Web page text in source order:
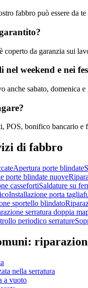
fabbro può essere da
coperto da garanzia sui
nel weekend e nei
anche sabato, domenica
POS, bonifico bancario e
di fabbro
Apertura porte blindate
porte blindate nuove
cassefortiSaldature su
Installazione porta
sportello blindato
serratura doppia
periodico serrature
nella serratura
a vuoto